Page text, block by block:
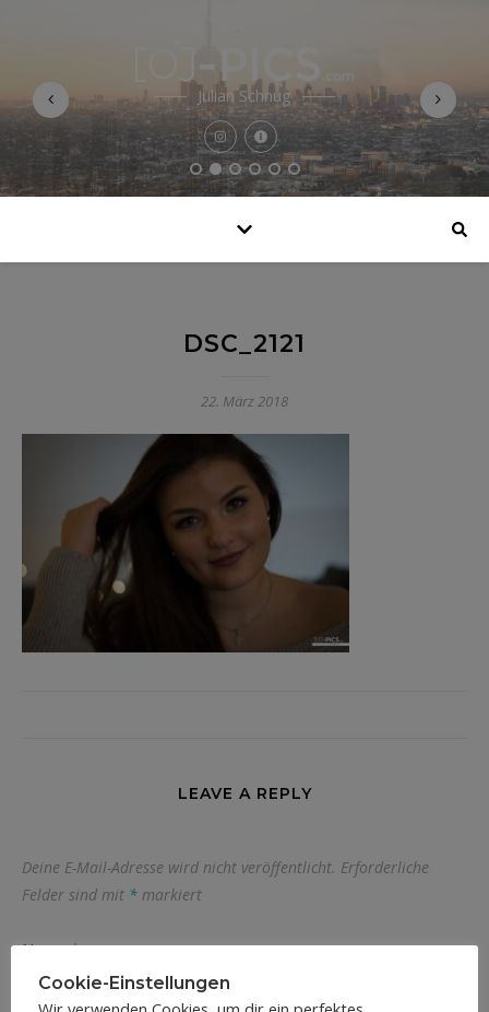
Julian Schnug
DSC_2121
22. März 2018
LEAVE A REPLY
Deine E-Mail-Adresse wird nicht veröffentlicht. Erforderliche
Felder sind mit * markiert
Name*
Cookie-Einstellungen